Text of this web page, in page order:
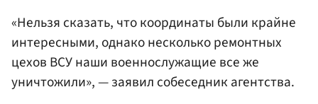
«Нельзя сказать, что координаты были крайне
интересными, однако несколько ремонтных
цехов ВСУ наши военнослужащие все же
уничтожили», — заявил собеседник агентства.